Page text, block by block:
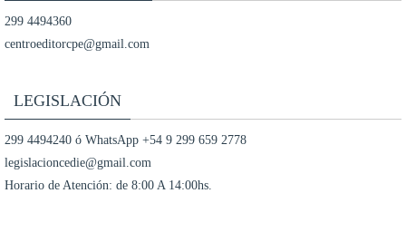
299 4494360
centroeditorcpe@gmail.com
LEGISLACIÓN
299 4494240 ó WhatsApp +54 9 299 659 2778
legislacioncedie@gmail.com
Horario de Atención: de 8:00 A 14:00hs.